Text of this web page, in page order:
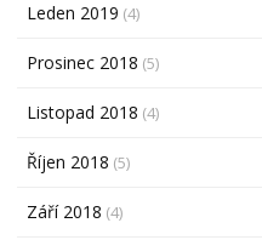
Leden 2019 (4)
Prosinec 2018 (5)
Listopad 2018 (4)
Říjen 2018 (5)
Září 2018 (4)